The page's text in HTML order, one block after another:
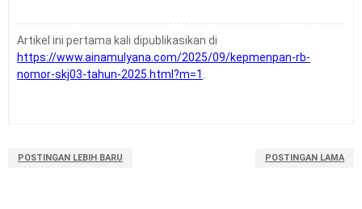
Artikel ini pertama kali dipublikasikan di
https://www.ainamulyana.com/2025/09/kepmenpan-rb-
nomor-skj03-tahun-2025.html?m=1
POSTINGAN LEBIH BARU POSTINGAN LAMA